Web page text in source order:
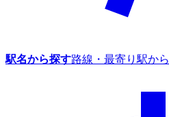
駅名から探す路線・最寄り駅から